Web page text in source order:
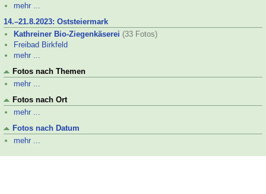
mehr ...
14.–21.8.2023: Oststeiermark
Kathreiner Bio-Ziegenkäserei (33 Fotos)
Freibad Birkfeld
mehr ...
Fotos nach Themen
mehr ...
Fotos nach Ort
mehr ...
Fotos nach Datum
mehr ...